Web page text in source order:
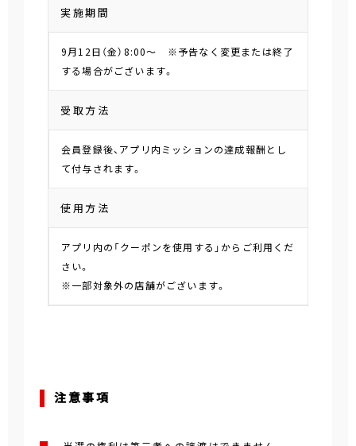
実施期間
9月12日（金）8:00～ ※予告なく変更または終了
する場合がございます。
受取方法
会員登録後、アプリ内ミッションの達成報酬とし
て付与されます。
使用方法
アプリ内の「クーポンを使用する」からご利用くだ
さい。
※一部対象外の店舗がございます。
注意事項